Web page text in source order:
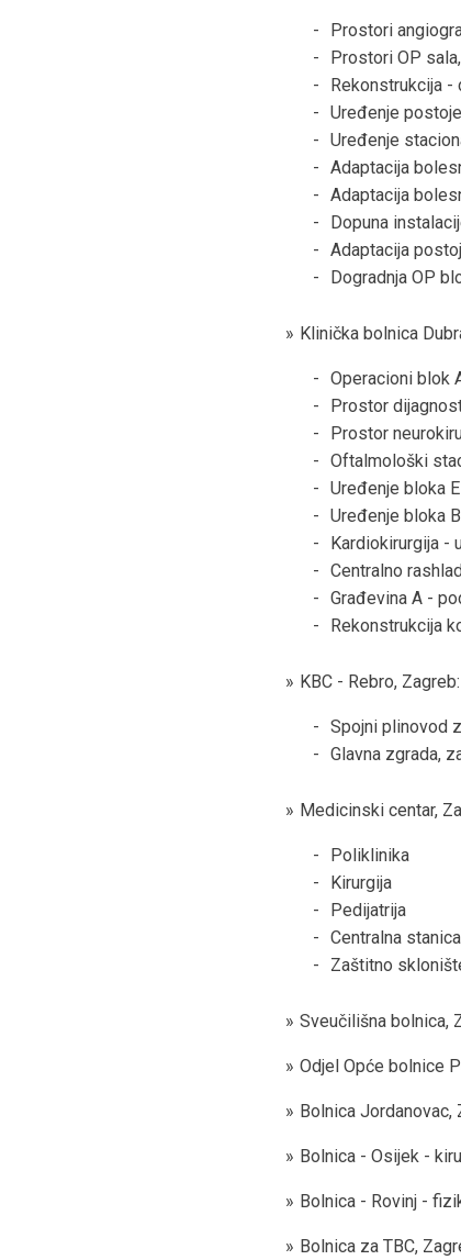
Prostori
Prostori OP
Rekonstrukcija -
Uređenje
Uređenje
Adaptacija
Adaptacija
Dopuna
Adaptacija
Dogradnja OP
Klinička bolnica
Operacioni blok
Prostor
Prostor
Oftalmološki
Uređenje bloka
Uređenje bloka
Kardiokirurgija -
Centralno
Građevina A -
Rekonstrukcija
KBC - Rebro, Zagreb:
Spojni plinovod
Glavna zgrada,
Medicinski centar,
Poliklinika
Kirurgija
Pedijatrija
Centralna
Zaštitno
Sveučilišna bolnica,
Odjel Opće bolnice
Bolnica
Bolnica - Osijek -
Bolnica - Rovinj -
Bolnica za TBC,